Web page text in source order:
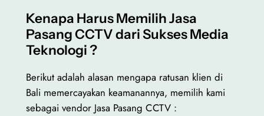
Kenapa Harus Memilih Jasa
Pasang CCTV dari Sukses Media
Teknologi ?
Berikut adalah alasan mengapa ratusan klien di
Bali memercayakan keamanannya, memilih kami
sebagai vendor Jasa Pasang CCTV :